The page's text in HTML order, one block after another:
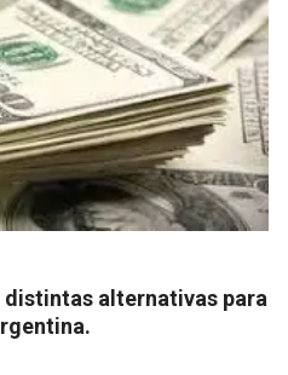
alternativas para